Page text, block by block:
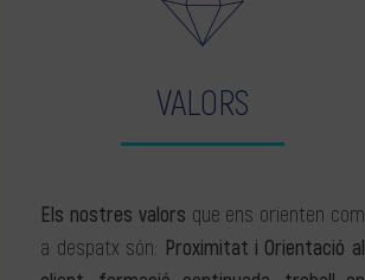
VALORS
Els nostres valors que ens orienten com
a despatx són: Proximitat i Orientació al